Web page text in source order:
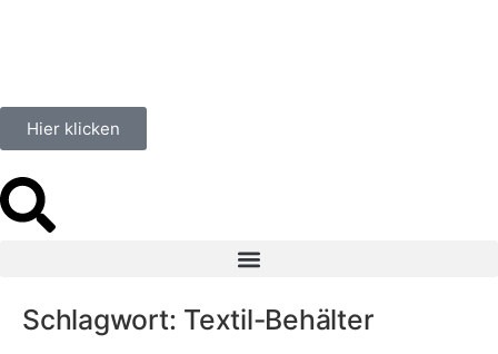
Hier klicken
Schlagwort: Textil-Behälter